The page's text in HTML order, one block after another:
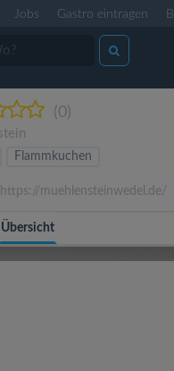
Jobs Gastro eintragen
(0)
Flammkuchen
https://muehlensteinwedel.de/
Übersicht